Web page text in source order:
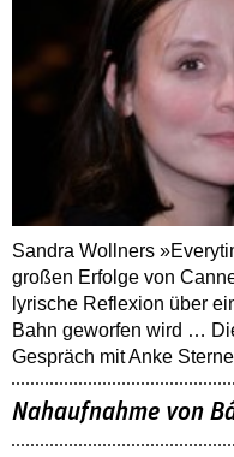
Sandra Wollners
großen Erfolge von
lyrische Reflexion über
Bahn geworfen wird …
Gespräch mit Anke
Nahaufnahme von